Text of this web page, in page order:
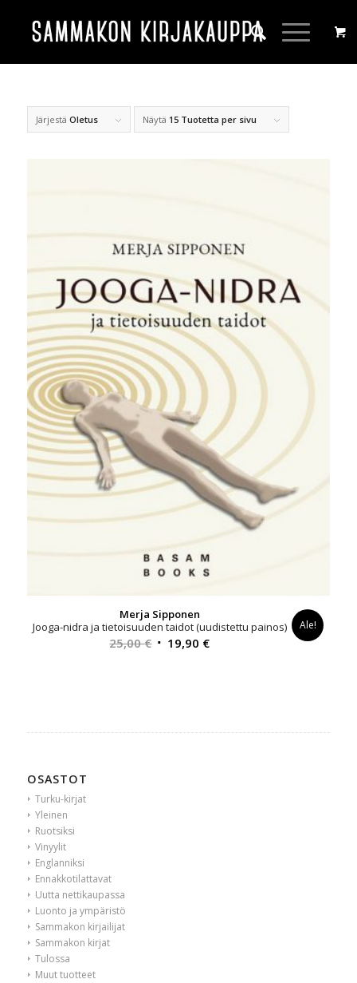
Järjestä Oletus Näytä 15 Tuotetta per sivu
Merja Sipponen
Jooga-nidra ja tietoisuuden taidot (uudistettu painos)
25,00€ Alkuperäinen
19,90 €Nykyinen
Ale!
OSASTOT
Turku-kirjat
Yleinen
Ruotsiksi
Vinyylit
Englanniksi
Ennakkotilattavat
Uutta nettikaupassa
Luonto ja ympäristö
Sammakon kirjailijat
Sammakon kirjat
Tulossa
Muut tuotteet